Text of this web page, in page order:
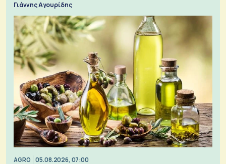
Γιάννης Αγουρίδης
AGRO 05.08.2026, 07:00